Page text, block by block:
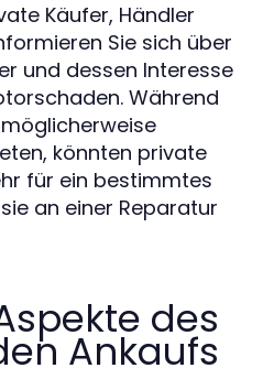
Käufer, Händler
Sie sich über
und dessen Interesse
Während
könnten private
für ein bestimmtes
an einer Reparatur
des
Ankaufs